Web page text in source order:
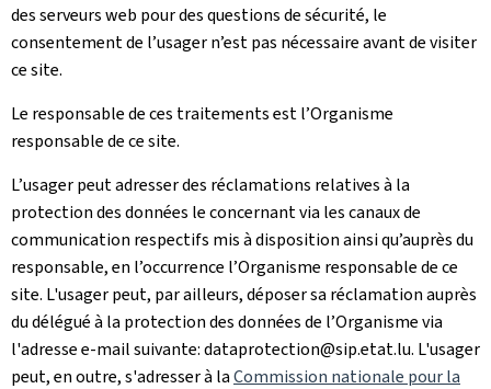
des serveurs web pour des questions de sécurité, le
consentement de l’usager n’est pas nécessaire avant de visiter
ce site.
Le responsable de ces traitements est l’Organisme
responsable de ce site.
L’usager peut adresser des réclamations relatives à la
protection des données le concernant via les canaux de
communication respectifs mis à disposition ainsi qu’auprès du
responsable, en l’occurrence l’Organisme responsable de ce
site. L'usager peut, par ailleurs, déposer sa réclamation auprès
du délégué à la protection des données de l’Organisme via
l'adresse e-mail suivante: dataprotection@sip.etat.lu. L'usager
peut, en outre, s'adresser à laCommission nationale pour la